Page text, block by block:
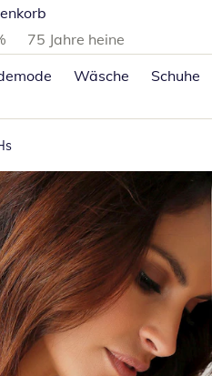
75 Jahre heine
Wäsche Schuhe